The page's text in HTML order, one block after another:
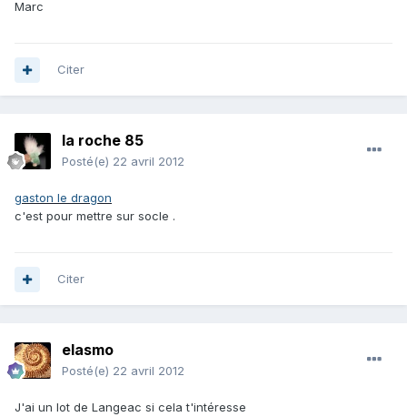
Marc
Citer
la roche 85
Posté(e) 22 avril 2012
gaston le dragon
c'est pour mettre sur socle .
Citer
elasmo
Posté(e) 22 avril 2012
J'ai un lot de Langeac si cela t'intéresse